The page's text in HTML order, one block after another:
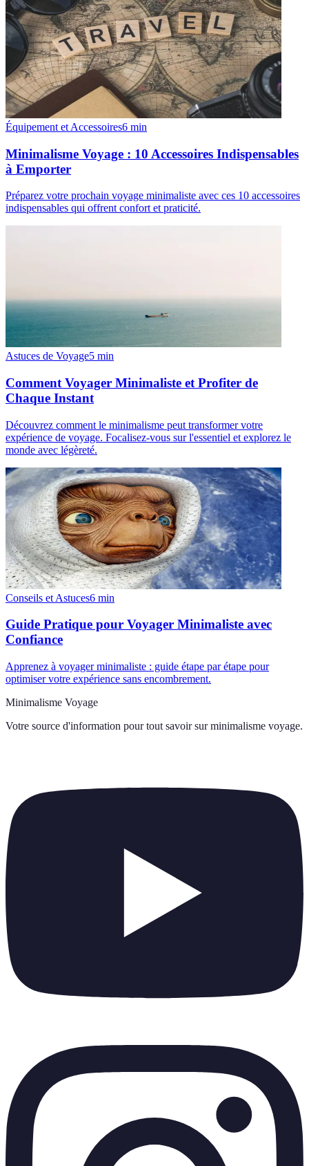
Équipement et Accessoires6 min
Minimalisme Voyage : 10 Accessoires Indispensables
à Emporter
Préparez votre prochain voyage minimaliste avec ces 10 accessoires
indispensables qui offrent confort et praticité.
Astuces de Voyage5 min
Comment Voyager Minimaliste et Profiter de
Chaque Instant
Découvrez comment le minimalisme peut transformer votre
expérience de voyage. Focalisez-vous sur l'essentiel et explorez le
monde avec légèreté.
Conseils et Astuces6 min
Guide Pratique pour Voyager Minimaliste avec
Confiance
Apprenez à voyager minimaliste : guide étape par étape pour
optimiser votre expérience sans encombrement.
Minimalisme Voyage
Votre source d'information pour tout savoir sur minimalisme voyage.